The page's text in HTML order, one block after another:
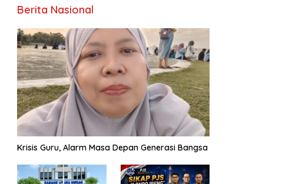
Berita Nasional
Krisis Guru, Alarm Masa Depan Generasi Bangsa